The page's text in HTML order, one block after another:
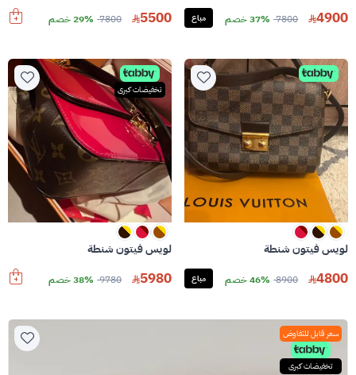
4900
7800 37% خصم مباع 5500
7800 29% خصم
لويس فيتون شنطة
4800
8900 46% خصم مباع
تخفيضات كبرى
لويس فيتون شنطة
5980
9780 38% خصم
سعر قابل للتفاوض
تخفيضات كبرى